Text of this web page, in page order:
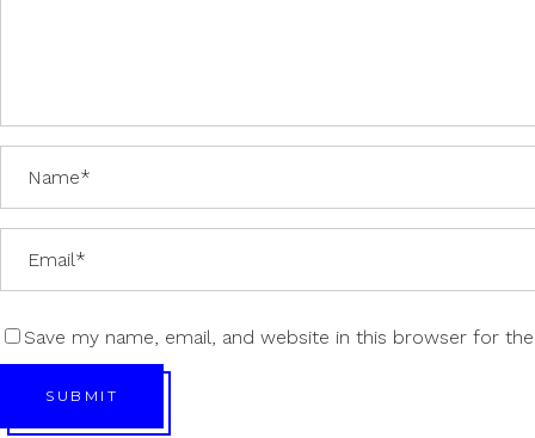
Save my name, email, and website in this browser for
SUBMIT